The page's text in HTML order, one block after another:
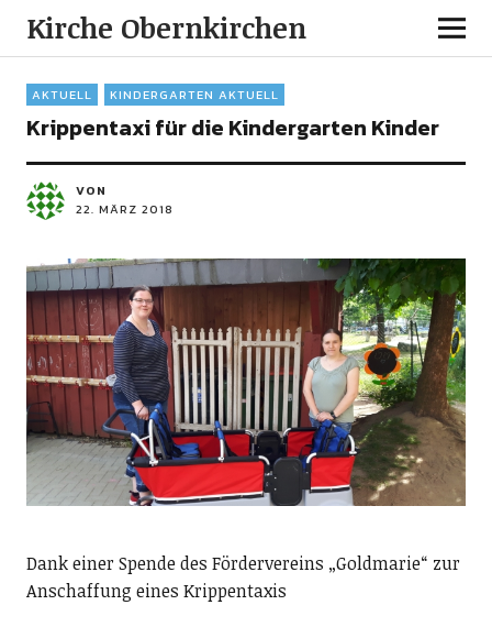
Kirche Obernkirchen
AKTUELL KINDERGARTEN AKTUELL
Krippentaxi für die Kindergarten Kinder
VON
22. MÄRZ 2018
Dank einer Spende des Fördervereins „Goldmarie“ zur
Anschaffung eines Krippentaxis